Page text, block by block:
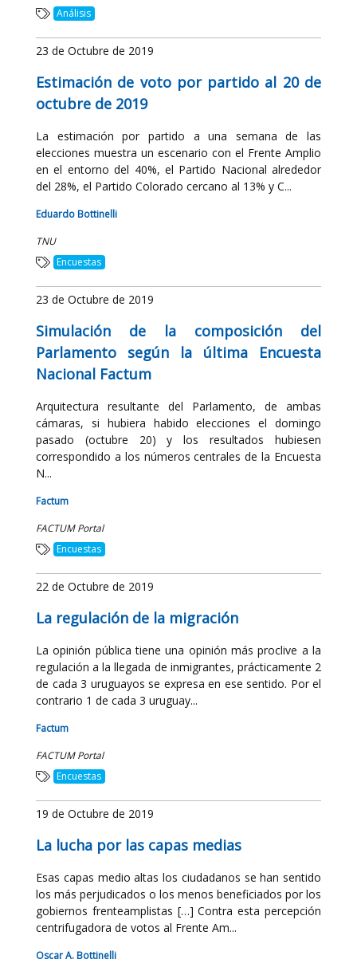
Análisis
23 de Octubre de 2019
Estimación de voto por partido al 20 de
octubre de 2019
La estimación por partido a una semana de las
elecciones muestra un escenario con el Frente Amplio
en el entorno del 40%, el Partido Nacional alrededor
del 28%, el Partido Colorado cercano al 13% y C...
Eduardo Bottinelli
TNU
Encuestas
23 de Octubre de 2019
Simulación de la composición del
Parlamento según la última Encuesta
Nacional Factum
Arquitectura resultante del Parlamento, de ambas
cámaras, si hubiera habido elecciones el domingo
pasado (octubre 20) y los resultados hubiesen
correspondido a los números centrales de la Encuesta
N...
Factum
FACTUM Portal
Encuestas
22 de Octubre de 2019
La regulación de la migración
La opinión pública tiene una opinión más proclive a la
regulación a la llegada de inmigrantes, prácticamente 2
de cada 3 uruguayos se expresa en ese sentido. Por el
contrario 1 de cada 3 uruguay...
Factum
FACTUM Portal
Encuestas
19 de Octubre de 2019
La lucha por las capas medias
Esas capas medio altas los ciudadanos se han sentido
los más perjudicados o los menos beneficiados por los
gobiernos frenteamplistas […] Contra esta percepción
centrifugadora de votos al Frente Am...
Oscar A. Bottinelli